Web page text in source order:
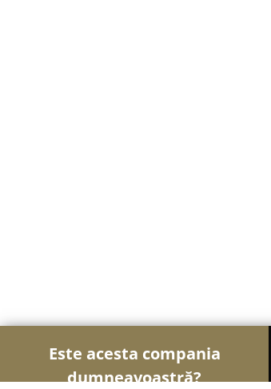
Este acesta compania
dumneavoastră?